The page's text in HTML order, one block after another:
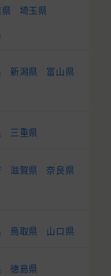
埼玉県
新潟県
富山県
三重県
滋賀県
奈良県
鳥取県 山口県
徳島県